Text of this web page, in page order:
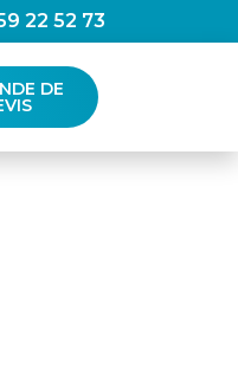
22 52 73
DE